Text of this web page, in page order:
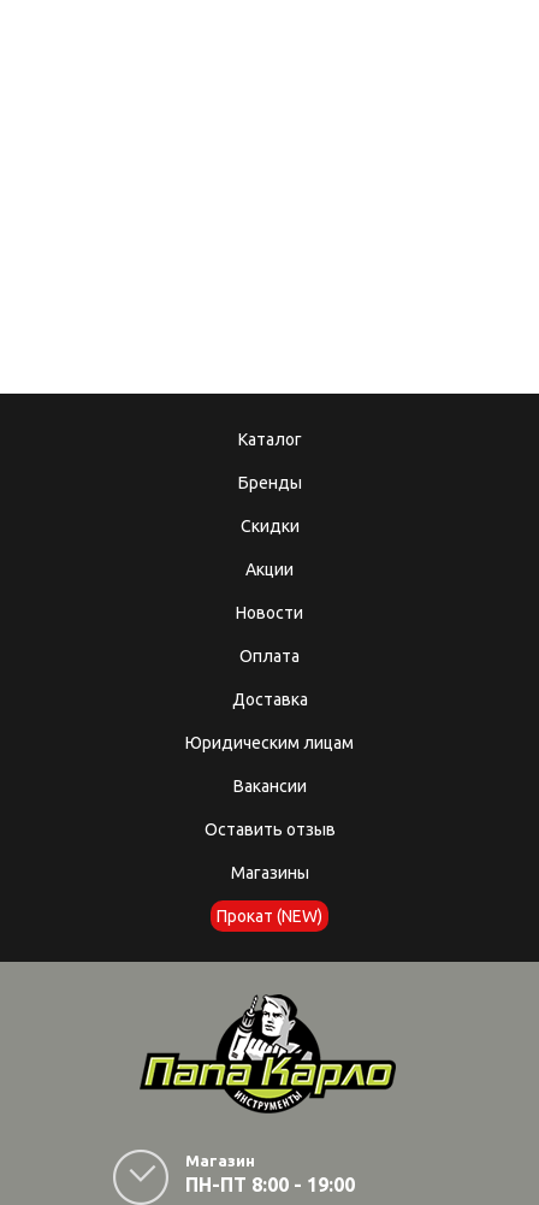
Каталог
Бренды
Скидки
Акции
Новости
Оплата
Доставка
Юридическим лицам
Вакансии
Оставить отзыв
Магазины
Прокат (NEW)
Магазин
ПН-ПТ 8:00 - 19:00